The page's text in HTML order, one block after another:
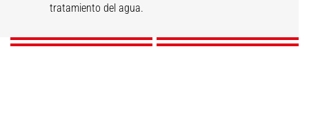
tratamiento del agua.
DESCUBRIR DESCUBRIR